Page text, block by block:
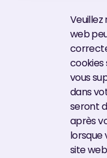
web
cookies
vous
dans
seront
après
lorsque
site